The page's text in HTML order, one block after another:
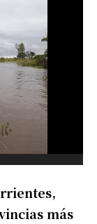
más